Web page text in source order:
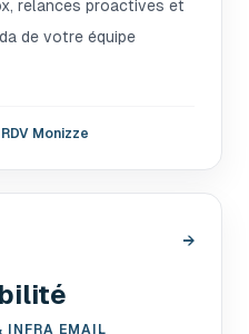
relances proactives et
de votre équipe
Monizze
→
INFRA EMAIL